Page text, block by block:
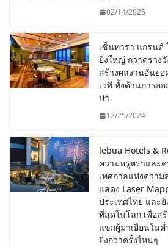
02/14/2025
เซ็นทารา แกรนด์
ยิ่งใหญ่ กวาดราง
สร้างผลงานอันยอ
เวที ทั้งด้านการอ
ปา
12/25/2024
lebua Hotels &
ความหรูหราและ
เทศกาลแห่งควา
แสดง Laser
ประเทศไทย และ
ที่สุดในโลก เพื่อส
แขกผู้มาเยือนใน
ยิ่งกว่าครั้งไหนๆ